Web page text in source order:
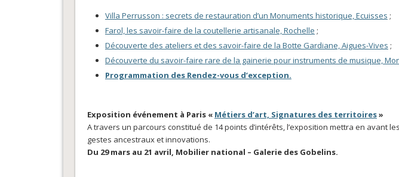
Villa Perrusson : secrets de restauration d’un Monuments historique, Ecuisses ;
Farol, les savoir-faire de la coutellerie artisanale, Rochelle ;
Découverte des ateliers et des savoir-faire de la Botte Gardiane, Aigues-Vives ;
Découverte du savoir-faire rare de la gainerie pour instruments de musique,
Programmation des Rendez-vous d’exception.
Exposition événement à Paris « Métiers d’art, Signatures des territoires»
A travers un parcours constitué de 14 points d’intérêts, l’exposition mettra en avant
gestes ancestraux et innovations.
Du 29 mars au 21 avril, Mobilier national – Galerie des Gobelins.